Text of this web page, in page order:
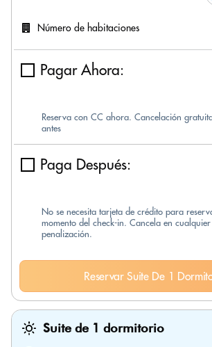
Número de habitaciones
Pagar Ahora:
Reserva con CC ahora. Cancelación
antes
Paga Después:
No se necesita tarjeta de crédito para
momento del check-in. Cancela en
penalización.
Reservar Suite De 1
Suite de 1 dormitorio